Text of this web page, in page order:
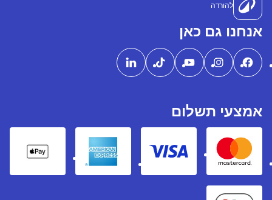
להורדה
אנחנו גם כאן
אמצעי תשלום
Mastercard
Visa
American express
Pay